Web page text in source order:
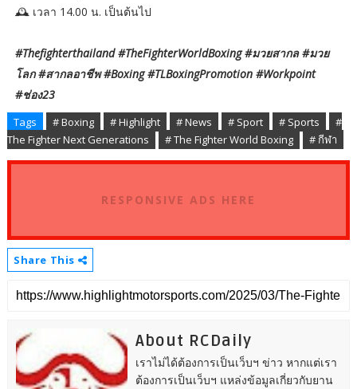
🕰 เวลา 14.00 น. เป็นต้นไป
#Thefighterthailand #TheFighterWorldBoxing #มวยสากล #มวย
โลก #สากลอาชีพ #Boxing #TLBoxingPromotion #Workpoint
#ช่อง23
Tags # Boxing # Highlight # News # Sport # Sports
#
The Fighter Next Generations
# The Fighter World Boxing # กีฬา
RESPONSIVE ADS HERE
Share This
About RCDaily
เราไม่ได้ต้องการเป็นเว็บฯ ข่าว หากแต่เรา
ต้องการเป็นเว็บฯ แหล่งข้อมูลเกี่ยวกับยาน